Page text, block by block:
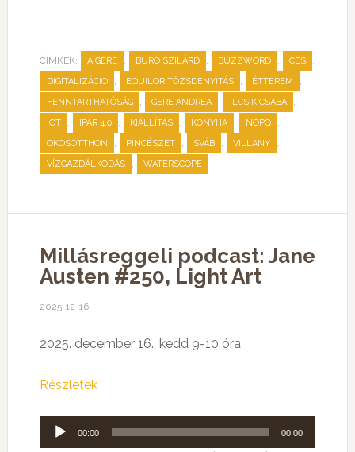
CÍMKÉK: A.GERE , BURÓ SZILÁRD , BUZZWORD , CES ,
DIGITALIZÁCIÓ , EQUILOR TŐZSDENYITÁS , ÉTTEREM ,
FENNTARTHATÓSÁG , GERE ANDREA , ILCSIK CSABA ,
IOT , IPAR 4.0 , KIÁLLÍTÁS , KONYHA , NOPQ ,
OKOSOTTHON , PINCÉSZET , SVÁB , VILLANY ,
VÍZGAZDÁLKODÁS , WATERSCOPE
Millásreggeli podcast: Jane
Austen #250, Light Art
2025-12-16
2025. december 16., kedd 9-10 óra
Részletek
Audió
lejátszó
00:00 00:00